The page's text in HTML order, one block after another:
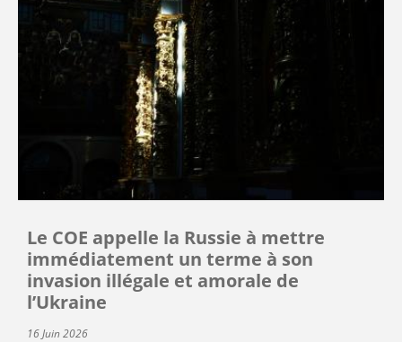
Le COE appelle la Russie à mettre
immédiatement un terme à son
invasion illégale et amorale de
l’Ukraine
16 Juin 2026